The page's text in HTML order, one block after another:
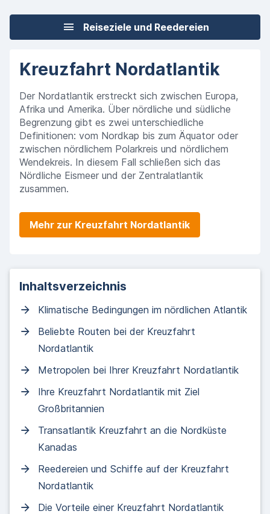
Reiseziele und Reedereien
Kreuzfahrt Nordatlantik
Der Nordatlantik erstreckt sich zwischen Europa,
Afrika und Amerika. Über nördliche und südliche
Begrenzung gibt es zwei unterschiedliche
Definitionen: vom Nordkap bis zum Äquator oder
zwischen nördlichem Polarkreis und nördlichem
Wendekreis. In diesem Fall schließen sich das
Nördliche Eismeer und der Zentralatlantik
zusammen.
Mehr zur Kreuzfahrt Nordatlantik
Inhaltsverzeichnis
Klimatische Bedingungen im nördlichen Atlantik
Beliebte Routen bei der Kreuzfahrt
Nordatlantik
Metropolen bei Ihrer Kreuzfahrt Nordatlantik
Ihre Kreuzfahrt Nordatlantik mit Ziel
Großbritannien
Transatlantik Kreuzfahrt an die Nordküste
Kanadas
Reedereien und Schiffe auf der Kreuzfahrt
Nordatlantik
Die Vorteile einer Kreuzfahrt Nordatlantik